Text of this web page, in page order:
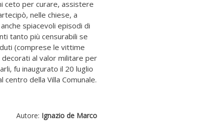
ceto per curare, assistere
nelle chiese, a
spiacevoli episodi di
tanto più censurabili se
(comprese le vittime
decorati al valor militare per
fu inaugurato il 20 luglio
della Villa Comunale.
Autore: Ignazio de Marco